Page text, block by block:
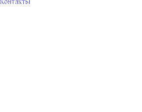
Контакты